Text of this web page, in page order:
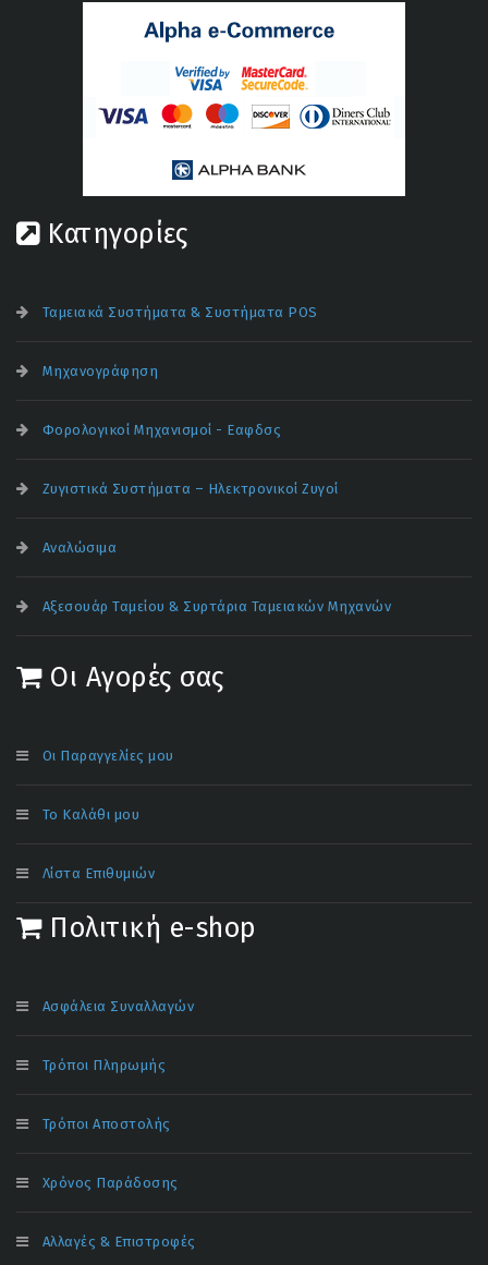
Κατηγορίες
Ταμειακά Συστήματα & Συστήματα POS
Μηχανογράφηση
Φορολογικοί Μηχανισμοί - Εαφδσς
Ζυγιστικά Συστήματα – Ηλεκτρονικοί Ζυγοί
Αναλώσιμα
Αξεσουάρ Ταμείου & Συρτάρια Ταμειακών Μηχανών
Οι Αγορές σας
Οι Παραγγελίες μου
Το Καλάθι μου
Λίστα Επιθυμιών
Πολιτική e-shop
Ασφάλεια Συναλλαγών
Τρόποι Πληρωμής
Τρόποι Αποστολής
Χρόνος Παράδοσης
Αλλαγές & Επιστροφές